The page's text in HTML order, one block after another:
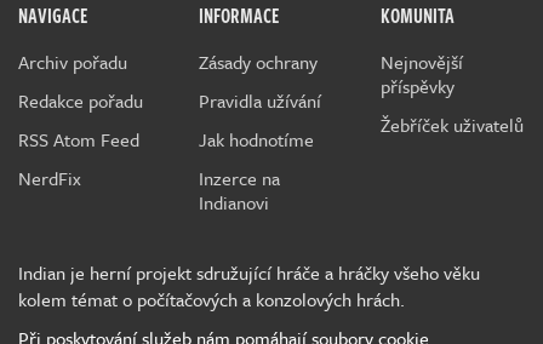
NAVIGACE
Archiv pořadu
Redakce pořadu
RSS Atom Feed
NerdFix
INFORMACE
Zásady ochrany
Pravidla užívání
Jak hodnotíme
Inzerce na
Indianovi
KOMUNITA
Nejnovější
příspěvky
Žebříček uživatelů
Indian je herní projekt sdružující hráče a hráčky všeho věku
kolem témat o počítačových a konzolových hrách.
Při poskytování služeb nám pomáhají soubory cookie.